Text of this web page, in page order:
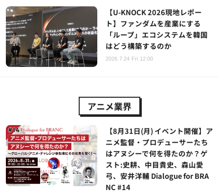
【U-KNOCK 2026現地レポー
ト】ファンダムを産業にする
「ループ」エコシステムを韓国
はどう構築するのか
2026.7.24 Fri 12:00
アニメ業界
【8月31日(月) イベント開催】ア
ニメ監督・プロデューサーたち
はアヌシーで何を得たのか？ゲ
スト:史耕、中目貴史、森山愛
弓、安井洋輔 Dialogue for BRA
NC #14